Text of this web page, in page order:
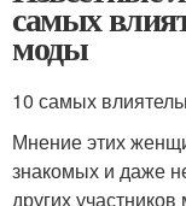
самых
моды
10 самых
Мнение этих
знакомых и даже
других